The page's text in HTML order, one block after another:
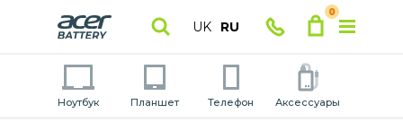
UK RU
0
Ноутбук Планшет Телефон Аксессуары